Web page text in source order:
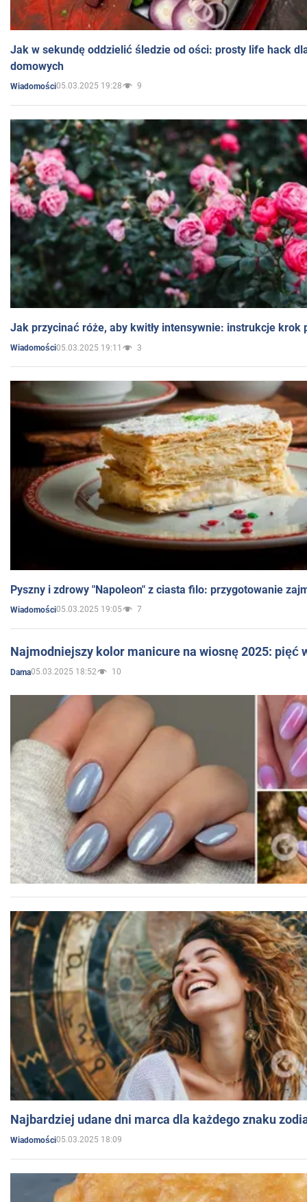
Jak w sekundę oddzielić śledzie od ości: prosty life hack
domowych
Wiadomości05.03.2025 19:28 9
Jak przycinać róże, aby kwitły intensywnie: instrukcje krok
Wiadomości05.03.2025 19:11 3
Pyszny i zdrowy "Napoleon" z ciasta filo: przygotowanie
Wiadomości05.03.2025 19:05 7
Najmodniejszy kolor manicure na wiosnę 2025: pięć
Dama05.03.2025 18:52 10
Najbardziej udane dni marca dla każdego znaku
Wiadomości05.03.2025 18:09